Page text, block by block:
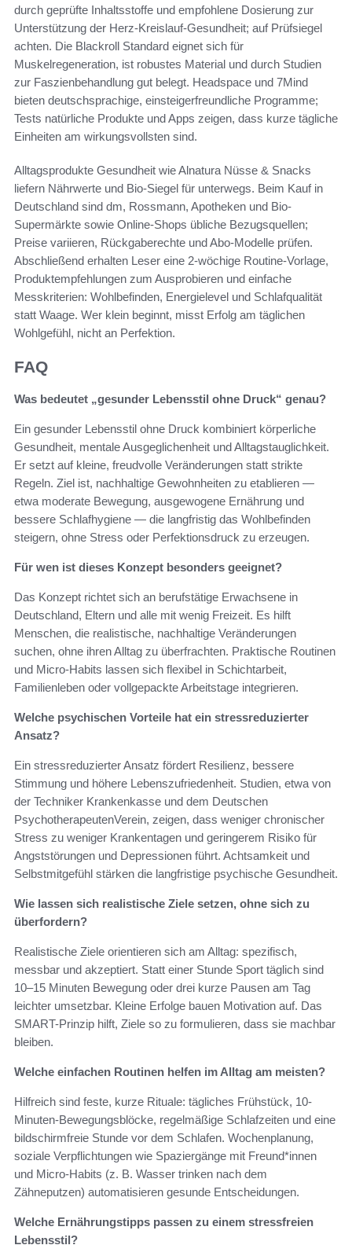
durch geprüfte Inhaltsstoffe und empfohlene Dosierung zur
Unterstützung der Herz-Kreislauf-Gesundheit; auf Prüfsiegel
achten. Die Blackroll Standard eignet sich für
Muskelregeneration, ist robustes Material und durch Studien
zur Faszienbehandlung gut belegt. Headspace und 7Mind
bieten deutschsprachige, einsteigerfreundliche Programme;
Tests natürliche Produkte und Apps zeigen, dass kurze tägliche
Einheiten am wirkungsvollsten sind.
Alltagsprodukte Gesundheit wie Alnatura Nüsse & Snacks
liefern Nährwerte und Bio-Siegel für unterwegs. Beim Kauf in
Deutschland sind dm, Rossmann, Apotheken und Bio-
Supermärkte sowie Online-Shops übliche Bezugsquellen;
Preise variieren, Rückgaberechte und Abo-Modelle prüfen.
Abschließend erhalten Leser eine 2‑wöchige Routine-Vorlage,
Produktempfehlungen zum Ausprobieren und einfache
Messkriterien: Wohlbefinden, Energielevel und Schlafqualität
statt Waage. Wer klein beginnt, misst Erfolg am täglichen
Wohlgefühl, nicht an Perfektion.
FAQ
Was bedeutet „gesunder Lebensstil ohne Druck“ genau?
Ein gesunder Lebensstil ohne Druck kombiniert körperliche
Gesundheit, mentale Ausgeglichenheit und Alltagstauglichkeit.
Er setzt auf kleine, freudvolle Veränderungen statt strikte
Regeln. Ziel ist, nachhaltige Gewohnheiten zu etablieren —
etwa moderate Bewegung, ausgewogene Ernährung und
bessere Schlafhygiene — die langfristig das Wohlbefinden
steigern, ohne Stress oder Perfektionsdruck zu erzeugen.
Für wen ist dieses Konzept besonders geeignet?
Das Konzept richtet sich an berufstätige Erwachsene in
Deutschland, Eltern und alle mit wenig Freizeit. Es hilft
Menschen, die realistische, nachhaltige Veränderungen
suchen, ohne ihren Alltag zu überfrachten. Praktische Routinen
und Micro-Habits lassen sich flexibel in Schichtarbeit,
Familienleben oder vollgepackte Arbeitstage integrieren.
Welche psychischen Vorteile hat ein stressreduzierter
Ansatz?
Ein stressreduzierter Ansatz fördert Resilienz, bessere
Stimmung und höhere Lebenszufriedenheit. Studien, etwa von
der Techniker Krankenkasse und dem Deutschen
PsychotherapeutenVerein, zeigen, dass weniger chronischer
Stress zu weniger Krankentagen und geringerem Risiko für
Angststörungen und Depressionen führt. Achtsamkeit und
Selbstmitgefühl stärken die langfristige psychische Gesundheit.
Wie lassen sich realistische Ziele setzen, ohne sich zu
überfordern?
Realistische Ziele orientieren sich am Alltag: spezifisch,
messbar und akzeptiert. Statt einer Stunde Sport täglich sind
10–15 Minuten Bewegung oder drei kurze Pausen am Tag
leichter umsetzbar. Kleine Erfolge bauen Motivation auf. Das
SMART-Prinzip hilft, Ziele so zu formulieren, dass sie machbar
bleiben.
Welche einfachen Routinen helfen im Alltag am meisten?
Hilfreich sind feste, kurze Rituale: tägliches Frühstück, 10-
Minuten-Bewegungsblöcke, regelmäßige Schlafzeiten und eine
bildschirmfreie Stunde vor dem Schlafen. Wochenplanung,
soziale Verpflichtungen wie Spaziergänge mit Freund*innen
und Micro-Habits (z. B. Wasser trinken nach dem
Zähneputzen) automatisieren gesunde Entscheidungen.
Welche Ernährungstipps passen zu einem stressfreien
Lebensstil?